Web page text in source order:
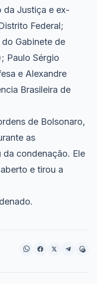
da Justiça e ex-
Federal;
Gabinete de
Paulo Sérgio
e Alexandre
Brasileira de
de Bolsonaro,
as
condenação. Ele
e tirou a
.